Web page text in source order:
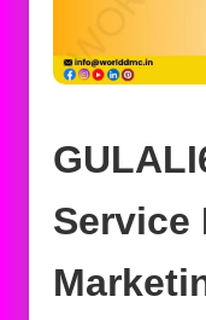
Service